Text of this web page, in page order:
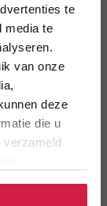
te
media te
van onze
deze
die u
verzameld
de